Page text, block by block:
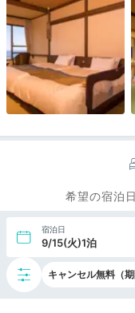
希望の宿泊
宿泊日
9/15(火)1泊
キャンセル無料（期